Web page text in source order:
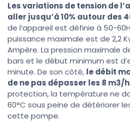
Les variations de tension de
aller jusqu’à 10% autour des
de l’appareil est définie à 50-
puissance maximale est de 2,2
Ampère. La pression maximale
bars et le début minimum est
minute. De son côté, le débit
de ne pas dépasser les 8 m3/h
protection, la température ne
60°C sous peine de détériorer
cette pompe.